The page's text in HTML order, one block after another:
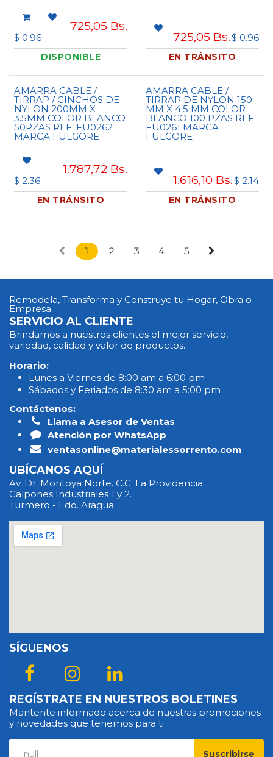
725,05 Bs.
$ 0.96
DISPONIBLE
725,05 Bs.$ 0.96
EN TRÁNSITO
AMARRA CABLE /
TIRRAP / CINCHOS DE
NYLON 200MM X
3.5MM COLOR BLANCO
50PZAS REF. FU0262
MARCA FULGORE
1.787,72 Bs.
$ 2.36
EN TRÁNSITO
AMARRA CABLE /
TIRRAP DE NYLON 150
MM X 4.5 MM COLOR
BLANCO 100 PZAS REF.
FU0261 MARCA
FULGORE
1.616,10 Bs.$ 2.14
EN TRÁNSITO
1 2 3 4 5
Remodela, Transforma y Construye tu Hogar, Obra o
Empresa
SERVICIO AL CLIENTE
Brindamos a nuestros clientes el mejor servicio,
variedad, calidad y valor de productos.
Horario:
Lunes a Viernes de 8:00 am a 6:00 pm
Sábados y Feriados de 8:30 am a 5:00 pm
Contáctenos:
Llama a Asesor de Ventas
Atención por WhatsApp
ventasonline@materialessorrento.com
UBÍCANOS AQUÍ
Av. Dr. Montoya Norte. C.C. La Providencia.
Galpones Industriales 1 y 2.
Turmero - Edo. Aragua
SÍGUENOS
REGÍSTRATE EN NUESTROS BOLETINES
Mantente informado acerca de nuestras promociones
y novedades que tenemos para ti
Suscribirse